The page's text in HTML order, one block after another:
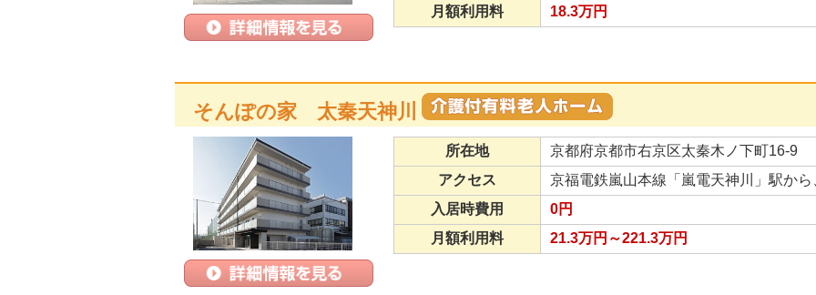
月額利用料
18.3万円
そんぽの家 太秦天神川
所在地
京都府京都市右京区太秦木ノ下町16-9
アクセス
京福電鉄嵐山本線「嵐電天神川」駅か
入居時費用
0円
月額利用料
21.3万円～221.3万円